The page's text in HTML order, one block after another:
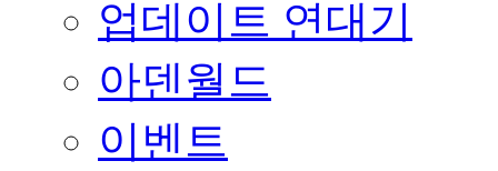
업데이트 연대기
아덴월드
이벤트